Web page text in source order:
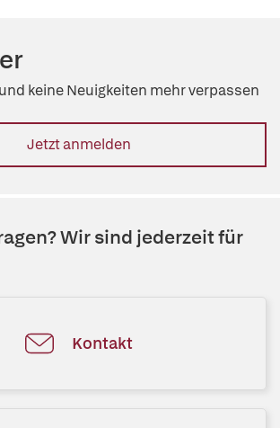
keine Neuigkeiten mehr verpassen
Jetzt anmelden
Wir sind jederzeit für
Kontakt